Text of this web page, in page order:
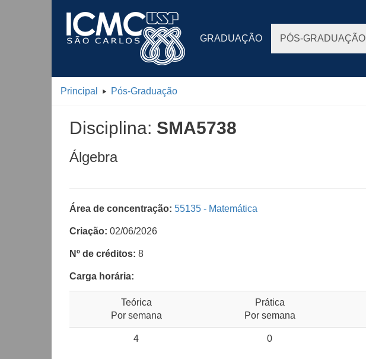
GRADUAÇÃO PÓS-GRADUAÇÃO
Principal Pós-Graduação
Disciplina: SMA5738
Álgebra
Área de concentração: 55135 - Matemática
Criação: 02/06/2026
Nº de créditos: 8
Carga horária:
Teórica
Por semana
Prática
Por semana
4 0